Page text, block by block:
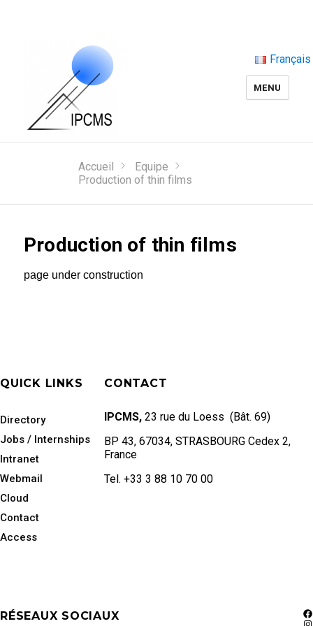
MENU
Français
Accueil
Equipe
Production of thin films
Production of thin films
page under construction
QUICK LINKS
Directory
Jobs / Internships
Intranet
Webmail
Cloud
Contact
Access
CONTACT
IPCMS, 23 rue du Loess (Bât. 69)
BP 43, 67034, STRASBOURG Cedex 2,
France
Tel. +33 3 88 10 70 00
RÉSEAUX SOCIAUX